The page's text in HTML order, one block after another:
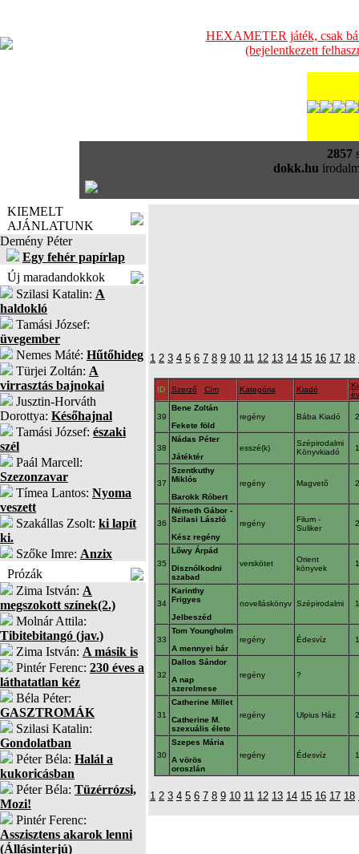
HEXAMETER játék, csak
(bejelentkezett
2857
dokk.hu
KIEMELT
AJÁNLATUNK
Demény Péter
Egy fehér papírlap
Új maradandokkok
Szilasi Katalin: A
haldokló
Tamási József:
üvegember
Nemes Máté: Hűtőhideg
Türjei Zoltán: A
virrasztás bajnokai
Jusztin-Horváth
Dorottya: Későhajnal
Tamási József: északi
szél
Paál Marcell:
Szezonzavar
Tímea Lantos: Nyoma
veszett
Szakállas Zsolt: ki lapít
ki.
Szőke Imre: Anzix
Prózák
Zima István: A
megszokott színek(2.)
Molnár Attila:
Tibitebitangó (jav.)
Zima István: A másik is
Pintér Ferenc: 230 éves a
láthatatlan kéz
Béla Péter:
GASZTROMÁK
Szilasi Katalin:
Gondolatban
Péter Béla: Halál a
kukoricásban
Péter Béla: Tüzérrózsi,
Mozi!
Pintér Ferenc:
Asszisztens akarok lenni
(Állásinterjú)
1 2 3 4 5 6 7 8 9 10 11 12 13 14 15 16 17 18
ID Szerző Cím Kategória Kiadó
39
Bene Zoltán
Fekete föld
regény Bába Kiadó
38
Nádas Péter
Játéktér
esszé(k)
Szépirodalmi
Könyvkiadó
37
Szentkuthy
Miklós
Barokk Róbert
regény Magvetõ
36
Németh Gábor -
Szilasi László
Kész regény
regény
Filum -
Suliker
35
Lõwy Árpád
Disznólkodni
szabad
verskötet
Orient
könyvek
34
Karinthy
Frigyes
Jelbeszéd
novelláskönyv Szépirodalmi
33
Tom Youngholm
A mennyei bár
regény Édesvíz
32
Dallos Sándor
A nap
szerelmese
regény ?
31
Catherine Millet
Catherine M.
szexuális élete
regény Ulpius Ház
30
Szepes Mária
A vörös
oroszlán
regény Édesvíz
1 2 3 4 5 6 7 8 9 10 11 12 13 14 15 16 17 18